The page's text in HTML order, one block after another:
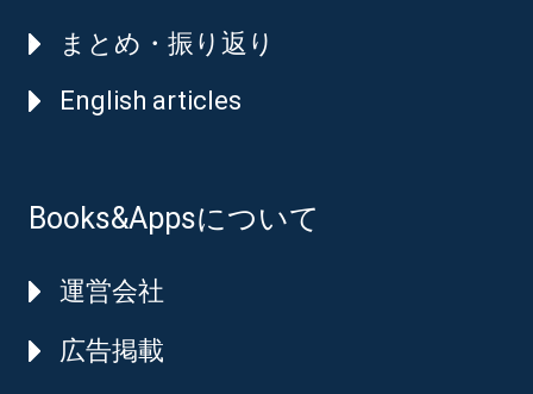
まとめ・振り返り
English articles
Books&Appsについて
運営会社
広告掲載